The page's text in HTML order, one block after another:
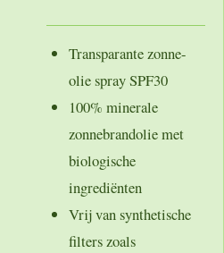
Transparante zonne-
olie spray SPF30
100% minerale
zonnebrandolie met
biologische
ingrediënten
Vrij van synthetische
filters zoals